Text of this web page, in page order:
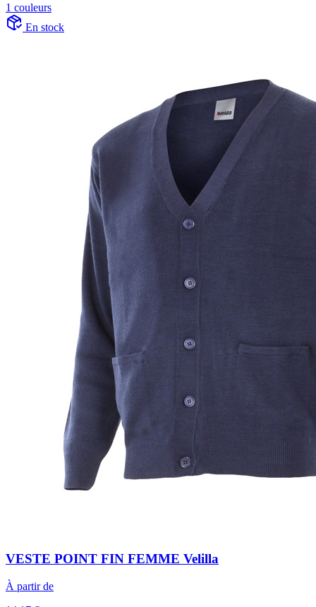
1 couleurs
En stock
VESTE POINT FIN FEMME Velilla
À partir de